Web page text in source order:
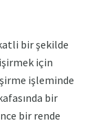
bir şekilde
için
işleminde
bir
bir rende